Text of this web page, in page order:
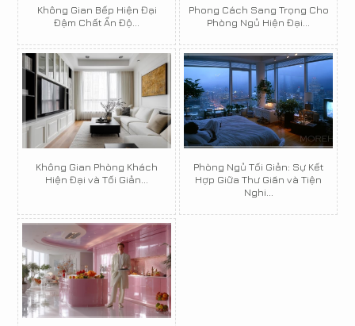
Không Gian Bếp Hiện Đại
Đậm Chất Ấn Độ...
Phong Cách Sang Trọng Cho
Phòng Ngủ Hiện Đại...
Không Gian Phòng Khách
Hiện Đại và Tối Giản...
Phòng Ngủ Tối Giản: Sự Kết
Hợp Giữa Thư Giãn và Tiện
Nghi...